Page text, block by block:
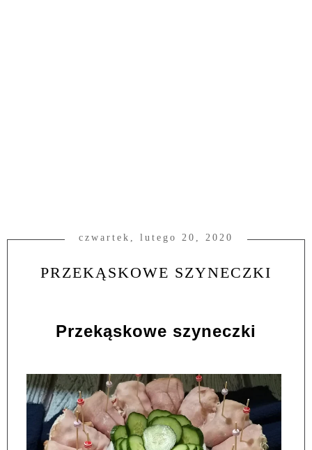
czwartek, lutego 20, 2020
PRZEKĄSKOWE SZYNECZKI
Przekąskowe szyneczki